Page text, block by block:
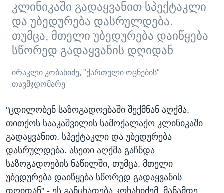
კლინიკაში გადაყვანით სპექტაკლი
და უბედურება დასრულდება.
თუმცა, მთელი უბედურება დაიწყება
სწორედ გადაყვანის დღიდან
ირაკლი კობახიძე, "ქართული ოცნების"
თავმჯდომარე
"ცდილობენ საზოგადოებაში შექმნან აღქმა,
თითქოს სააკაშვილის სამოქალაქო კლინიკაში
გადაყვანით, სპექტაკლი და უბედურება
დასრულდება. ასეთი აღქმა გაჩნდა
საზოგადოების ნაწილში, თუმცა, მთელი
უბედურება დაიწყება სწორედ გადაყვანის